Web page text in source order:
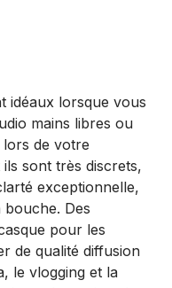
idéaux lorsque vous
mains libres ou
de votre
sont très discrets,
exceptionnelle,
Des
pour les
de qualité diffusion
le vlogging et la